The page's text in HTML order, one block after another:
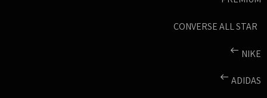
CONVERSE ALL STAR
NIKE
ADIDAS